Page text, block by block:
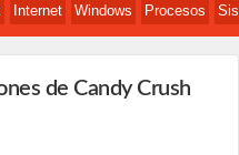
Internet Windows Procesos
de Candy Crush